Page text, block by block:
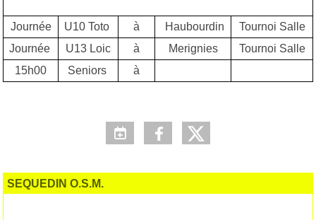
Journée U10 Toto à Haubourdin
Tournoi Salle
Journée
U13 Loic à Merignies
Tournoi Salle
15h00
Seniors à
SEQUEDIN O.S.M.